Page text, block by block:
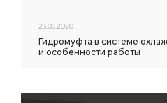
23.09.2020
Гидромуфта в системе
и особенности работы